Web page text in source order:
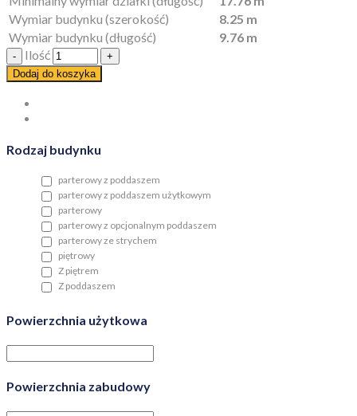
Wymiar budynku (szerokość)
8.25 m
Wymiar budynku (długość)
9.76 m
Ilość
Dodaj do koszyka
Rodzaj budynku
parterowy z poddaszem
parterowy z poddaszem użytkowym
parterowy
parterowy z opcjonalnym poddaszem
parterowy ze strychem
piętrowy
Z piętrem
Z poddaszem
Powierzchnia użytkowa
Powierzchnia zabudowy